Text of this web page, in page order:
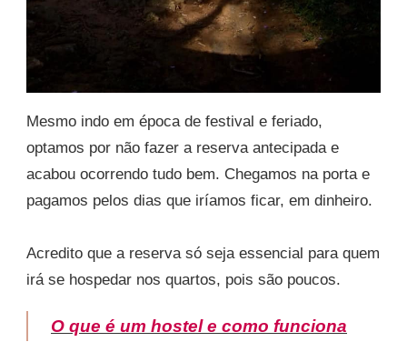
Mesmo indo em época de festival e feriado,
optamos por não fazer a reserva antecipada e
acabou ocorrendo tudo bem. Chegamos na porta e
pagamos pelos dias que iríamos ficar, em dinheiro.
Acredito que a reserva só seja essencial para quem
irá se hospedar nos quartos, pois são poucos.
O que é um hostel e como funciona